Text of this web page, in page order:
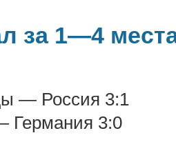
за 1—4
— Россия 3:1
Германия 3:0